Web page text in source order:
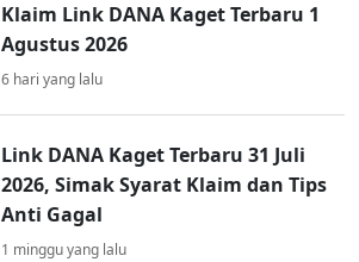
Klaim Link DANA Kaget Terbaru 1
Agustus 2026
6 hari yang lalu
Link DANA Kaget Terbaru 31 Juli
2026, Simak Syarat Klaim dan Tips
Anti Gagal
1 minggu yang lalu